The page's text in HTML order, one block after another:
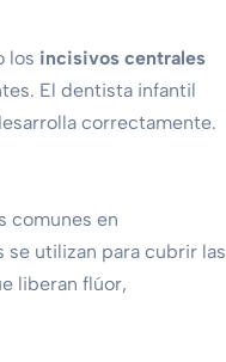
los incisivos centrales
El dentista infantil
correctamente.
comunes en
se utilizan para cubrir las
liberan flúor,